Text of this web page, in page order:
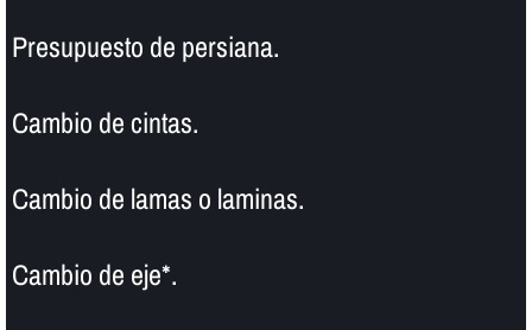
Presupuesto de persiana.
Cambio de cintas.
Cambio de lamas o laminas.
Cambio de eje*.